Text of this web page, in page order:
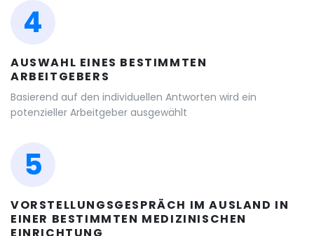
4
AUSWAHL EINES BESTIMMTEN
ARBEITGEBERS
Basierend auf den individuellen Antworten wird ein
potenzieller Arbeitgeber ausgewählt
5
VORSTELLUNGSGESPRÄCH IM AUSLAND IN
EINER BESTIMMTEN MEDIZINISCHEN
EINRICHTUNG